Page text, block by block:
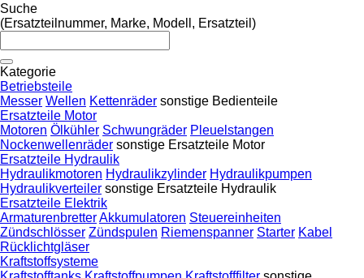
Suche
(Ersatzteilnummer, Marke, Modell, Ersatzteil)
Kategorie
Betriebsteile
Messer Wellen Kettenräder sonstige Bedienteile
Ersatzteile Motor
Motoren Ölkühler Schwungräder Pleuelstangen
Nockenwellenräder sonstige Ersatzteile Motor
Ersatzteile Hydraulik
Hydraulikmotoren Hydraulikzylinder Hydraulikpumpen
Hydraulikverteiler sonstige Ersatzteile Hydraulik
Ersatzteile Elektrik
ArmaturenbretterAkkumulatoren Steuereinheiten
Zündschlösser Zündspulen Riemenspanner Starter Kabel
Rücklichtgläser
Kraftstoffsysteme